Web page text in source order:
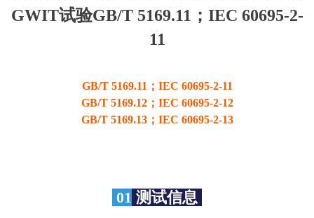
GWIT试验GB/T 5169.11；IEC 60695-2-
11
GB/T 5169.11；IEC 60695-2-11
GB/T 5169.12；IEC 60695-2-12
GB/T 5169.13；IEC 60695-2-13
01 测试信息